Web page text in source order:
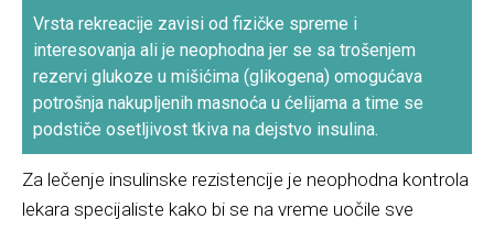
Vrsta rekreacije zavisi od fizičke spreme i
interesovanja ali je neophodna jer se sa trošenjem
rezervi glukoze u mišićima (glikogena) omogućava
potrošnja nakupljenih masnoća u ćelijama a time se
podstiče osetljivost tkiva na dejstvo insulina.
Za lečenje insulinske rezistencije je neophodna kontrola
lekara specijaliste kako bi se na vreme uočile sve